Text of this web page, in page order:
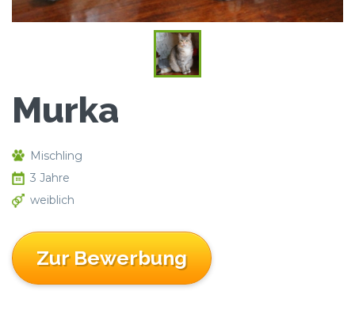
Murka
Mischling
3 Jahre
weiblich
Zur Bewerbung